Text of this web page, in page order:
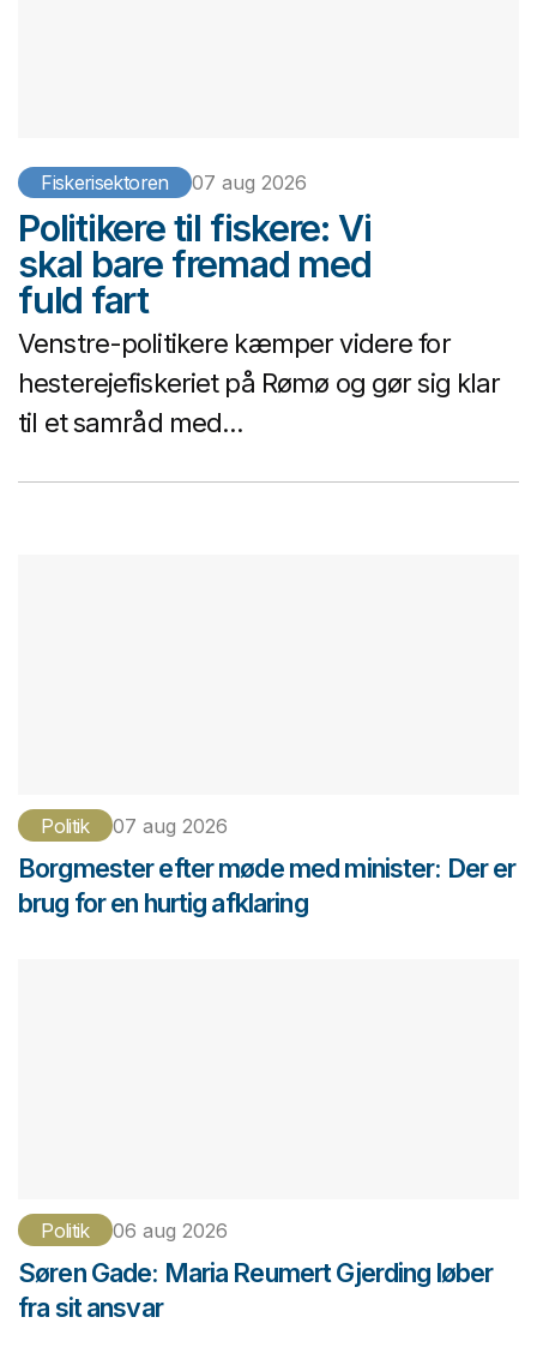
Fiskerisektoren 07 aug 2026
Politikere til fiskere: Vi
skal bare fremad med
fuld fart
Venstre-politikere kæmper videre for
hesterejefiskeriet på Rømø og gør sig klar
til et samråd med...
Politik 07 aug 2026
Borgmester efter møde med minister: Der er
brug for en hurtig afklaring
Politik 06 aug 2026
Søren Gade: Maria Reumert Gjerding løber
fra sit ansvar